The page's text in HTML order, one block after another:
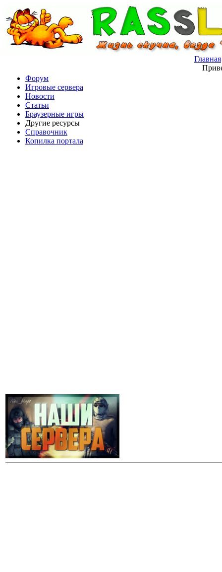
Главная
Форум
Игровые сервера
Новости
Статьи
Браузерные игры
Другие ресурсы
Справочник
Копилка портала